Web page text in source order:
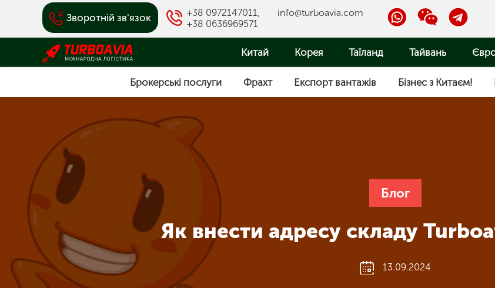
Зворотній зв'язок +38 0972147011,
+38 0636969571
info@turboavia.com
Китай Корея Таїланд Тайвань
Брокерські послуги Фрахт Експорт вантажів Бізнес з Китаєм!
Блог
Як внести адресу складу
13.09.2024